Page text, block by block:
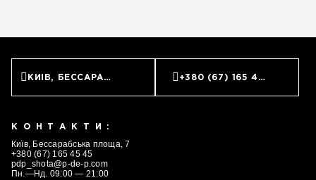
КИЇВ, БЕССАРАБСЬКА ПЛОЩА, 7 +380 (67) 165 45 45
КОНТАКТИ:
Київ, Бессарабська площа, 7
+380 (67) 165 45 45
pdp_shota@p-de-p.com
Пн.—Нд. 09:00 — 21:00